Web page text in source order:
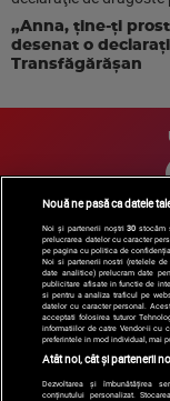
„Anna, ţine-ţi
desenat o
Transfăgărăşan
Arhiva
Comunicate
si conditii
Nouă ne pasă ca datele
Noi și partenerii noștri30 stocăm
prelucrarea datelor cu caracter
pe pagina cu politica de
Noi si partenerii nostri (retelele
date analitice) prelucram date
publicitare afisate in functie de
si pentru a analiza traficul pe
datelor cu caracter personal.
acceptati folosirea tuturor
informatiilor de catre Vendor-ii cu
preferintele in mod individual, mai
Atât noi, cât și partenerii
Dezvoltarea și îmbunătățirea
conținutului personalizat.